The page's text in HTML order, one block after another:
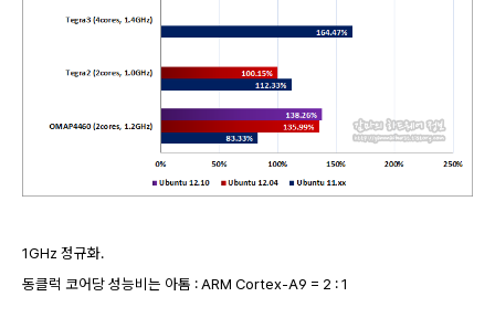
1GHz 정규화.
동클럭 코어당 성능비는 아톰 : ARM Cortex-A9 = 2 : 1